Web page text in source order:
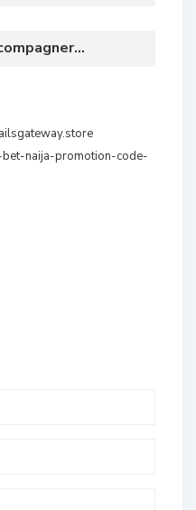
bet-naija-promotion-code-